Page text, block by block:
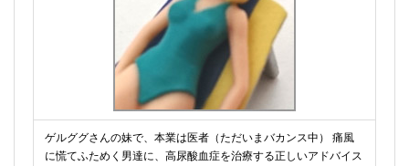
ゲルググさんの妹で、本業は医者（ただいまバカンス中） 痛風
に慌てふためく男達に、高尿酸血症を治療する正しいアドバイス